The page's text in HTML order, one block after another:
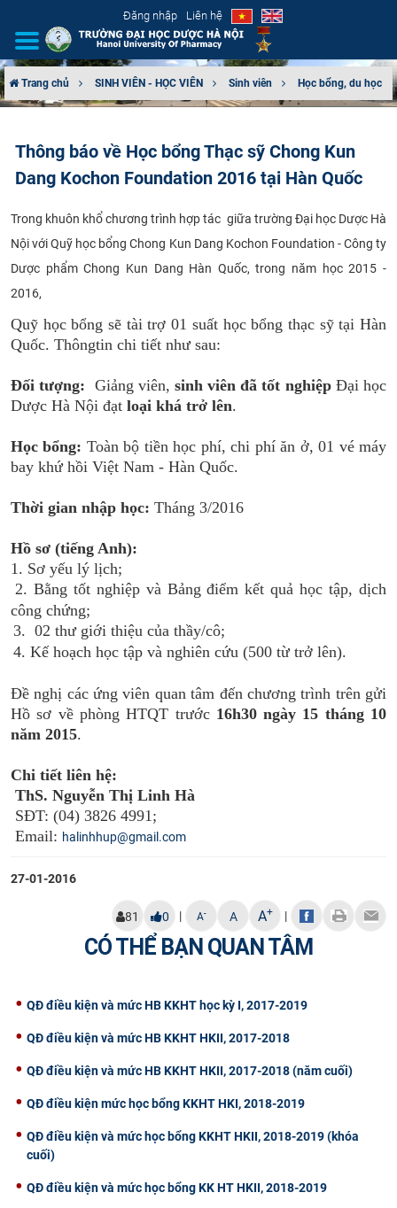
Đăng nhập Liên hệ
CƠ CẤU TỔ CHỨC
ĐÀO TẠO
ĐẢM BẢO CHẤT LƯỢNG
KHOA HỌC CÔNG NGHỆ
HTQT
CỰU NGƯỜI HỌC
Trang chủ SINH VIÊN - HỌC VIÊN Sinh viên Học bổng, du học
Thông báo về Học bổng Thạc sỹ Chong Kun
Dang Kochon Foundation 2016 tại Hàn Quốc
​Trong khuôn khổ chương trình hợp tác giữa trường Đại học Dược Hà
Nội với Quỹ học bổng Chong Kun Dang Kochon Foundation - Công ty
Dược phẩm Chong Kun Dang Hàn Quốc, trong năm học 2015 -
2016,
Quỹ học bổng sẽ tài trợ 01 suất học bổng thạc sỹ tại Hàn
Quốc. Thôngtin chi tiết như sau:
Đối tượng: Giảng viên, sinh viên đã tốt nghiệpĐại học
Dược Hà Nội đạt loại khá trở lên.
Học bổng: Toàn bộ tiền học phí, chi phí ăn ở, 01 vé máy
bay khứ hồi Việt Nam - Hàn Quốc.
Thời gian nhập học: Tháng 3/2016
Hồ sơ (tiếng Anh):
1. Sơ yếu lý lịch;
2. Bằng tốt nghiệp và Bảng điểm kết quả học tập, dịch
công chứng;
3. 02 thư giới thiệu của thầy/cô;
4. Kế hoạch học tập và nghiên cứu (500 từ trở lên).
Đề nghị các ứng viên quan tâm đến chương trình trên gửi
Hồ sơ về phòng HTQT trước 16h30 ngày 15 tháng 10
năm 2015.
Chi tiết liên hệ:
ThS. Nguyễn Thị Linh Hà
SĐT: (04) 3826 4991;
Email: halinhhup@gmail.com​
27-01-2016
81 0 | A- A A+ |
CÓ THỂ BẠN QUAN TÂM
QĐ điều kiện và mức HB KKHT học kỳ I, 2017-2019
QĐ điều kiện và mức HB KKHT HKII, 2017-2018
QĐ điều kiện và mức HB KKHT HKII, 2017-2018 (năm cuối)
QĐ điều kiện mức học bổng KKHT HKI, 2018-2019
QĐ điều kiện và mức học bổng KKHT HKII, 2018-2019 (khóa
cuối)
QĐ điều kiện và mức học bổng KK HT HKII, 2018-2019